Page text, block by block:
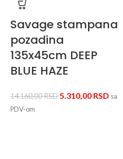
Savage stampana
pozadina
135x45cm DEEP
BLUE HAZE
14.160,00RSD5.310,00 RSD sa
PDV-om